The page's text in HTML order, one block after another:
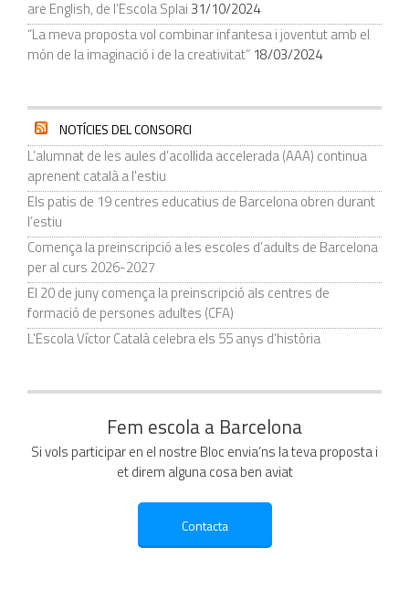
are English, de l’Escola Splai 31/10/2024
“La meva proposta vol combinar infantesa i joventut amb el
món de la imaginació i de la creativitat” 18/03/2024
NOTÍCIES DEL CONSORCI
L’alumnat de les aules d’acollida accelerada (AAA) continua
aprenent català a l'estiu
Els patis de 19 centres educatius de Barcelona obren durant
l’estiu
Comença la preinscripció a les escoles d’adults de Barcelona
per al curs 2026-2027
El 20 de juny comença la preinscripció als centres de
formació de persones adultes (CFA)
L’Escola Víctor Català celebra els 55 anys d’història
Fem escola a Barcelona
Si vols participar en el nostre Bloc envia’ns la teva proposta i
et direm alguna cosa ben aviat